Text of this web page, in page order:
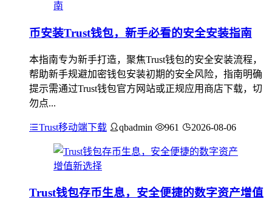
币安装Trust钱包，新手必看的安全安装指南
本指南专为新手打造，聚焦Trust钱包的安全安装流程，
帮助新手规避加密钱包安装初期的安全风险，指南明确
提示需通过Trust钱包官方网站或正规应用商店下载，切
勿点...
Trust移动端下载 qbadmin 961 2026-08-06
Trust钱包存币生息，安全便捷的数字资产增值